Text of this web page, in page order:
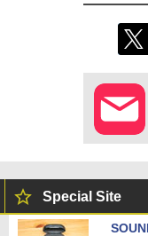
Special Site